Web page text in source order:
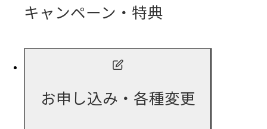
キャンペーン・特典
お申し込み・各種変更